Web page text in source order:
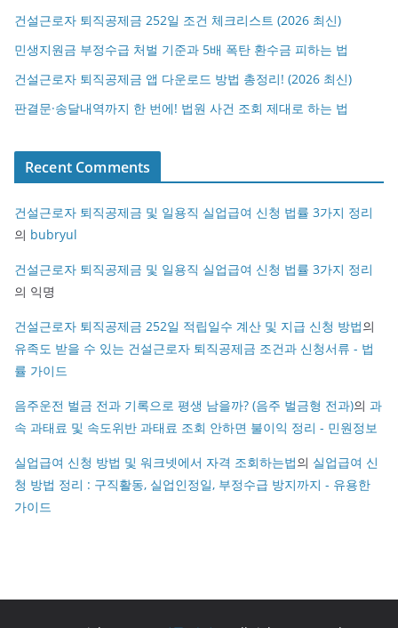
건설근로자 퇴직공제금 252일 조건 체크리스트 (2026 최신)
민생지원금 부정수급 처벌 기준과 5배 폭탄 환수금 피하는 법
건설근로자 퇴직공제금 앱 다운로드 방법 총정리! (2026 최신)
판결문·송달내역까지 한 번에! 법원 사건 조회 제대로 하는 법
Recent Comments
건설근로자 퇴직공제금 및 일용직 실업급여 신청 법률 3가지 정리
의 bubryul
건설근로자 퇴직공제금 및 일용직 실업급여 신청 법률 3가지 정리
의 익명
건설근로자 퇴직공제금 252일 적립일수 계산 및 지급 신청 방법의
유족도 받을 수 있는 건설근로자 퇴직공제금 조건과 신청서류 - 법
률 가이드
음주운전 벌금 전과 기록으로 평생 남을까? (음주 벌금형 전과)의 과
속 과태료 및 속도위반 과태료 조회 안하면 불이익 정리 - 민원정보
실업급여 신청 방법 및 워크넷에서 자격 조회하는법의 실업급여 신
청 방법 정리 : 구직활동, 실업인정일, 부정수급 방지까지 - 유용한
가이드